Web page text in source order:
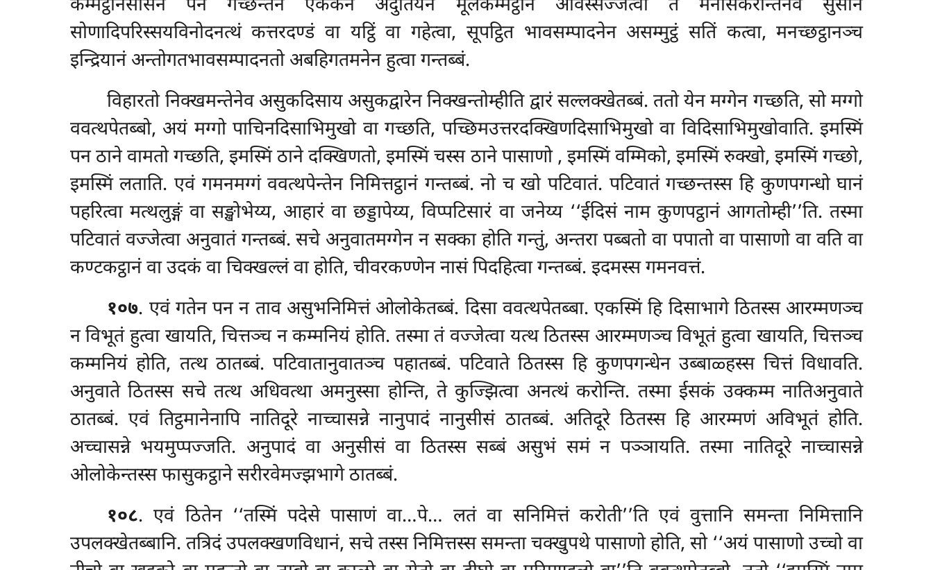
कम्मट्ठानसीसेन पन गच्छन्तेन एककेन अदुतियेन मूलकम्मट्ठानं अविस्सज्जेत्वा तं मनसिकरोन्तेनेव सुसाने
सोणादिपरिस्सयविनोदनत्थं कत्तरदण्डं वा यट्ठिं वा गहेत्वा, सूपट्ठित भावसम्पादनेन असम्मुट्ठं सतिं कत्वा, मनच्छट्ठानञ्च
इन्द्रियानं अन्तोगतभावसम्पादनतो अबहिगतमनेन हुत्वा गन्तब्बं.
विहारतो निक्खमन्तेनेव असुकदिसाय असुकद्वारेन निक्खन्तोम्हीति द्वारं सल्लक्खेतब्बं. ततो येन मग्गेन गच्छति, सो मग्गो
ववत्थपेतब्बो, अयं मग्गो पाचिनदिसाभिमुखो वा गच्छति, पच्छिमउत्तरदक्खिणदिसाभिमुखो वा विदिसाभिमुखोवाति. इमस्मिं
पन ठाने वामतो गच्छति, इमस्मिं ठाने दक्खिणतो, इमस्मिं चस्स ठाने पासाणो , इमस्मिं वम्मिको, इमस्मिं रुक्खो, इमस्मिं गच्छो,
इमस्मिं लताति. एवं गमनमग्गं ववत्थपेन्तेन निमित्तट्ठानं गन्तब्बं. नो च खो पटिवातं. पटिवातं गच्छन्तस्स हि कुणपगन्धो घानं
पहरित्वा मत्थलुङ्गं वा सङ्खोभेय्य, आहारं वा छड्डापेय्य, विप्पटिसारं वा जनेय्य ‘‘ईदिसं नाम कुणपट्ठानं आगतोम्ही’’ति. तस्मा
पटिवातं वज्जेत्वा अनुवातं गन्तब्बं. सचे अनुवातमग्गेन न सक्का होति गन्तुं, अन्तरा पब्बतो वा पपातो वा पासाणो वा वति वा
कण्टकट्ठानं वा उदकं वा चिक्खल्लं वा होति, चीवरकण्णेन नासं पिदहित्वा गन्तब्बं. इदमस्स गमनवत्तं.
१०७. एवं गतेन पन न ताव असुभनिमित्तं ओलोकेतब्बं. दिसा ववत्थपेतब्बा. एकस्मिं हि दिसाभागे ठितस्स आरम्मणञ्च
न विभूतं हुत्वा खायति, चित्तञ्च न कम्मनियं होति. तस्मा तं वज्जेत्वा यत्थ ठितस्स आरम्मणञ्च विभूतं हुत्वा खायति, चित्तञ्च
कम्मनियं होति, तत्थ ठातब्बं. पटिवातानुवातञ्च पहातब्बं. पटिवाते ठितस्स हि कुणपगन्धेन उब्बाळ्हस्स चित्तं विधावति.
अनुवाते ठितस्स सचे तत्थ अधिवत्था अमनुस्सा होन्ति, ते कुज्झित्वा अनत्थं करोन्ति. तस्मा ईसकं उक्कम्म नातिअनुवाते
ठातब्बं. एवं तिट्ठमानेनापि नातिदूरे नाच्चासन्ने नानुपादं नानुसीसं ठातब्बं. अतिदूरे ठितस्स हि आरम्मणं अविभूतं होति.
अच्चासन्ने भयमुप्पज्जति. अनुपादं वा अनुसीसं वा ठितस्स सब्बं असुभं समं न पञ्ञायति. तस्मा नातिदूरे नाच्चासन्ने
ओलोकेन्तस्स फासुकट्ठाने सरीरवेमज्झभागे ठातब्बं.
१०८. एवं ठितेन ‘‘तस्मिं पदेसे पासाणं वा…पे… लतं वा सनिमित्तं करोती’’ति एवं वुत्तानि समन्ता निमित्तानि
उपलक्खेतब्बानि. तत्रिदं उपलक्खणविधानं, सचे तस्स निमित्तस्स समन्ता चक्खुपथे पासाणो होति, सो ‘‘अयं पासाणो उच्चो वा